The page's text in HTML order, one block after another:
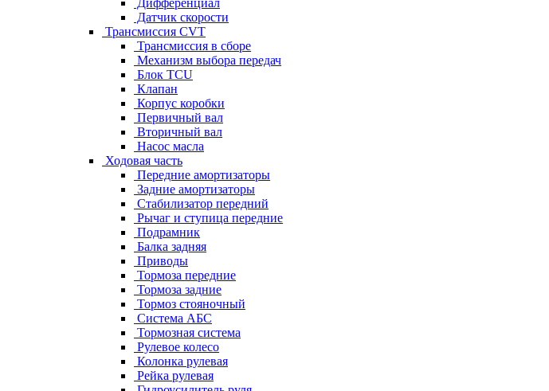
Дифференциал
Датчик скорости
Трансмиссия CVT
Трансмиссия в сборе
Механизм выбора передач
Блок TCU
Клапан
Корпус коробки
Первичный вал
Вторичный вал
Насос масла
Ходовая часть
Передние амортизаторы
Задние амортизаторы
Стабилизатор передний
Рычаг и ступица передние
Подрамник
Балка задняя
Приводы
Тормоза передние
Тормоза задние
Тормоз стояночный
Система АБС
Тормозная система
Рулевое колесо
Колонка рулевая
Рейка рулевая